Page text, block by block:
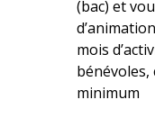
(bac) et
mois
minimum